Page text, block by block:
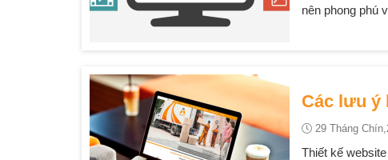
nên phong phú
Các lưu ý
29 Tháng
Thiết kế